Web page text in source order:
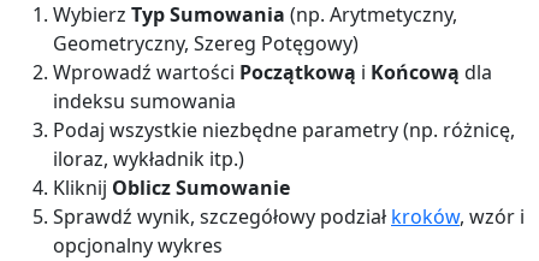
Wybierz Typ Sumowania (np. Arytmetyczny,
Geometryczny, Szereg Potęgowy)
Wprowadź wartości Początkową i Końcową dla
indeksu sumowania
Podaj wszystkie niezbędne parametry (np. różnicę,
iloraz, wykładnik itp.)
Kliknij Oblicz Sumowanie
Sprawdź wynik, szczegółowy podział kroków, wzór i
opcjonalny wykres